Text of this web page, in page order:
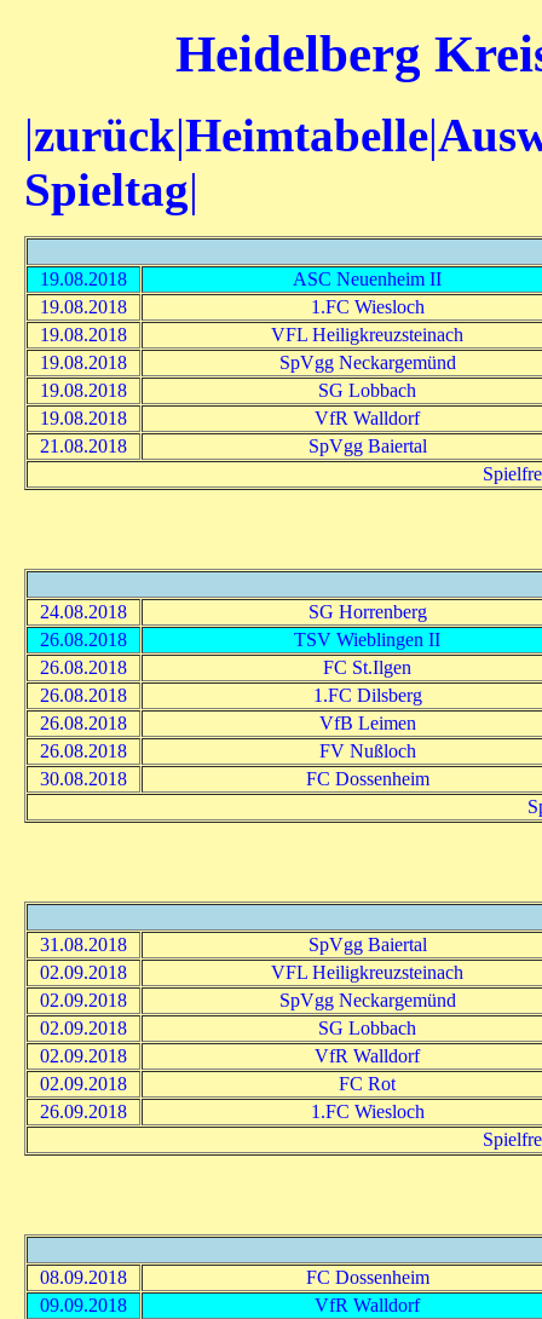
Heidelberg
|zurück|Heimtabelle|
Spieltag|
19.08.2018
ASC Neuenheim II
19.08.2018
1.FC Wiesloch
19.08.2018
VFL Heiligkreuzsteinach
19.08.2018
SpVgg Neckargemünd
19.08.2018
SG Lobbach
19.08.2018
VfR Walldorf
21.08.2018
SpVgg Baiertal
24.08.2018
SG Horrenberg
26.08.2018
TSV Wieblingen II
26.08.2018
FC St.Ilgen
26.08.2018
1.FC Dilsberg
26.08.2018
VfB Leimen
26.08.2018
FV Nußloch
30.08.2018
FC Dossenheim
31.08.2018
SpVgg Baiertal
02.09.2018
VFL Heiligkreuzsteinach
02.09.2018
SpVgg Neckargemünd
02.09.2018
SG Lobbach
02.09.2018
VfR Walldorf
02.09.2018
FC Rot
26.09.2018
1.FC Wiesloch
08.09.2018
FC Dossenheim
09.09.2018
VfR Walldorf